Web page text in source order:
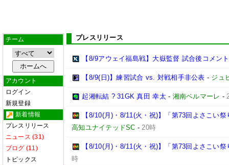
チーム
アカウント
ログイン
新規登録
新着情報
プレスリリース
ニュース (31)
ブログ (11)
トピックス
プレスリリース
【8/9アウェイ福島戦】大嶽監督 試合後コメント
【8/9(日)】練習試合 vs. 対戦相手非公表 - ジュ
起湘転結 ? 31GK 真田 幸太- 湘南ベルマーレ -
【8/10(月)・8/11(火・祝)】「第73回よさこい
高知ユナイテッドSC -20時
【8/10(月)・8/11(火・祝)】「第73回よさこい
時